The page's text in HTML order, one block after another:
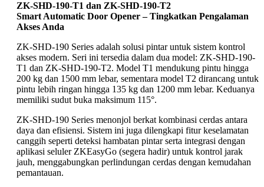
ZK-SHD-190-T1 dan ZK-SHD-190-T2
Smart Automatic Door Opener – Tingkatkan Pengalaman
Akses Anda
ZK-SHD-190 Series adalah solusi pintar untuk sistem kontrol
akses modern. Seri ini tersedia dalam dua model: ZK-SHD-190-
T1 dan ZK-SHD-190-T2. Model T1 mendukung pintu hingga
200 kg dan 1500 mm lebar, sementara model T2 dirancang untuk
pintu lebih ringan hingga 135 kg dan 1200 mm lebar. Keduanya
memiliki sudut buka maksimum 115°.
ZK-SHD-190 Series menonjol berkat kombinasi cerdas antara
daya dan efisiensi. Sistem ini juga dilengkapi fitur keselamatan
canggih seperti deteksi hambatan pintar serta integrasi dengan
aplikasi seluler ZKEasyGo (segera hadir) untuk kontrol jarak
jauh, menggabungkan perlindungan cerdas dengan kemudahan
pemantauan.